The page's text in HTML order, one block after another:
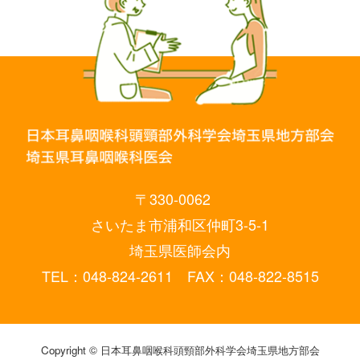
〒330-0062
さいたま市浦和区仲町3-5-1
埼玉県医師会内
TEL：048-824-2611 FAX：048-822-8515
Copyright © 日本耳鼻咽喉科頭頸部外科学会埼玉県地方部会